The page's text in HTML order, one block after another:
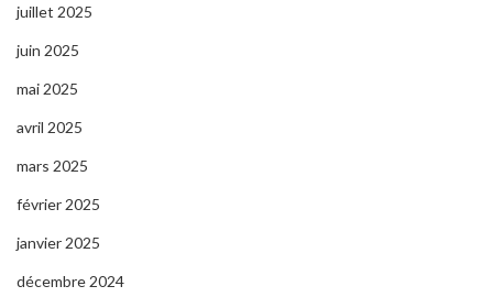
juillet 2025
juin 2025
mai 2025
avril 2025
mars 2025
février 2025
janvier 2025
décembre 2024